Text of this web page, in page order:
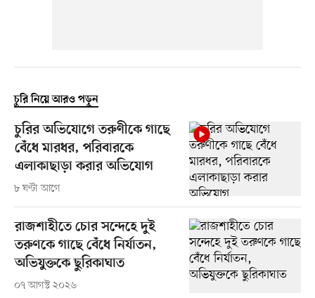
চুরি নিয়ে আরও পড়ুন
চুরির অভিযোগে তরুণীকে গাছে
বেঁধে মারধর, পরিবারকে
এলাকাছাড়া করার অভিযোগ
৮ ঘণ্টা আগে
রাজশাহীতে চোর সন্দেহে দুই
তরুণকে গাছে বেঁধে নির্যাতন,
অভিযুক্তকে ছুরিকাঘাত
০৭ আগস্ট ২০২৬